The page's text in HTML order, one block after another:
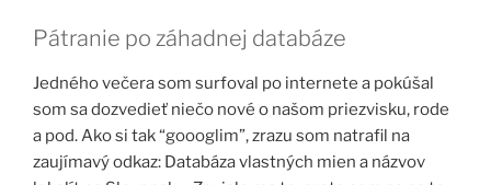
Pátranie po záhadnej databáze
Jedného večera som surfoval po internete a pokúšal
som sa dozvedieť niečo nové o našom priezvisku, rode
a pod. Ako si tak “goooglim”, zrazu som natrafil na
zaujímavý odkaz: Databáza vlastných mien a názvov